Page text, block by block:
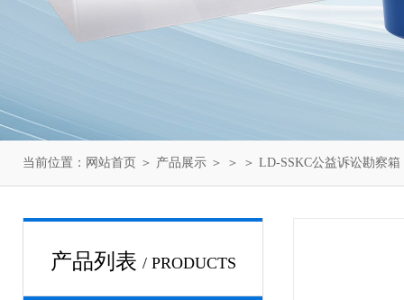
当前位置： 网站首页 ＞ 产品展示 ＞ ＞ ＞ LD-SSKC公益诉讼勘察箱
产品列表 / PRODUCTS